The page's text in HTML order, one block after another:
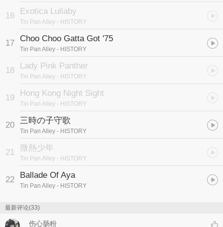
16 Exotica Lullaby
Tin Pan Alley - HISTORY
17 Choo Choo Gatta Got '75
Tin Pan Alley - HISTORY
18 Lady Pink Panther
Tin Pan Alley - HISTORY
19 Hong Kong Night Sight
Tin Pan Alley - HISTORY
20 三時の子守歌
Tin Pan Alley - HISTORY
21 微熱少年
Tin Pan Alley - HISTORY
22 Ballade Of Aya
Tin Pan Alley - HISTORY
最新评论(33)
_伤心肠粉